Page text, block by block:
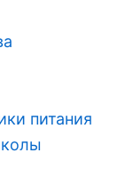
питания